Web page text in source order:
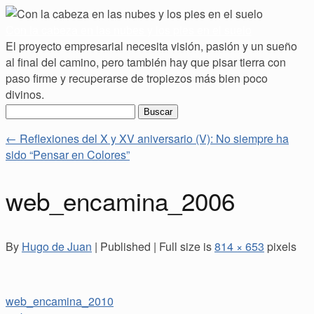
El proyecto empresarial necesita visión, pasión y un sueño
al final del camino, pero también hay que pisar tierra con
paso firme y recuperarse de tropiezos más bien poco
divinos.
Buscar:
← Reflexiones del X y XV aniversario (V): No siempre ha
sido “Pensar en Colores”
web_encamina_2006
By Hugo de Juan | Published | Full size is814 × 653 pixels
web_encamina_2010